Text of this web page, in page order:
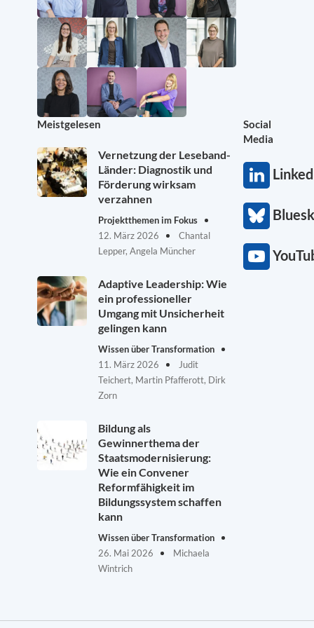
Meistgelesen
Vernetzung der Leseband-
Länder: Diagnostik und
Förderung wirksam
verzahnen
Projektthemen im Fokus
12. März 2026
Chantal
Lepper, Angela Müncher
Adaptive Leadership: Wie
ein professioneller
Umgang mit Unsicherheit
gelingen kann
Wissen über Transformation
11. März 2026
Judit
Teichert, Martin Pfafferott, Dirk
Zorn
Bildung als
Gewinnerthema der
Staatsmodernisierung:
Wie ein Convener
Reformfähigkeit im
Bildungssystem schaffen
kann
Wissen über Transformation
26. Mai 2026
Michaela
Wintrich
Social
Media